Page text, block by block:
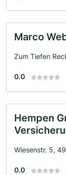
Marco
Zum Tiefen
0.0
Hempen
Wiesenstr. 5,
0.0